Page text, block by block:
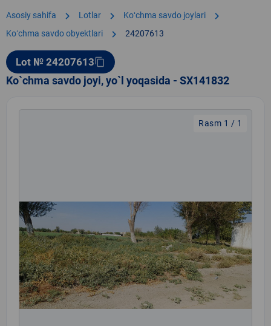
Asosiy sahifa chevron_right Lotlar chevron_right Koʻchma savdo joylari chevron_right
Koʻchma savdo obyektlari chevron_right 24207613
Lot № 24207613content_copy
Ko`chma savdo joyi, yo`l yoqasida - SX141832
Rasm 1 / 1